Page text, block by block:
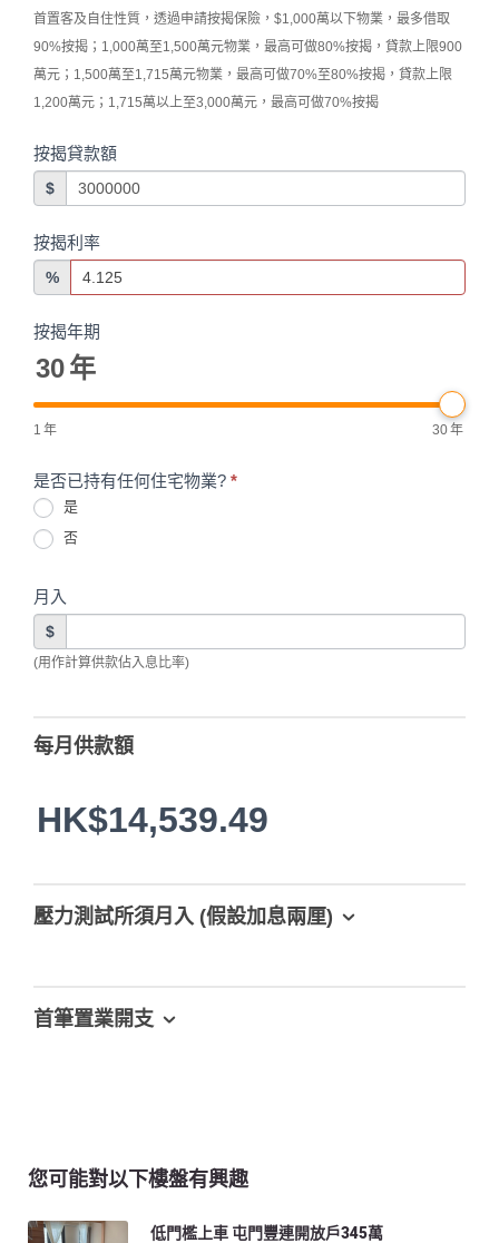
首置客及自住性質，透過申請按揭保險，$1,000萬以下物業，最多借取
90%按揭；1,000萬至1,500萬元物業，最高可做80%按揭，貸款上限900
萬元；1,500萬至1,715萬元物業，最高可做70%至80%按揭，貸款上限
1,200萬元；1,715萬以上至3,000萬元，最高可做70%按揭
按揭貸款額
$
按揭利率
%
按揭年期
30年
1 年 30年
是否已持有任何住宅物業? *
是
否
月入
$
(用作計算供款佔入息比率)
每月供款額
HK$14,539.49
壓力測試所須月入 (假設加息兩厘)
首筆置業開支
您可能對以下樓盤有興趣
低門檻上車 屯門豐連開放戶345萬